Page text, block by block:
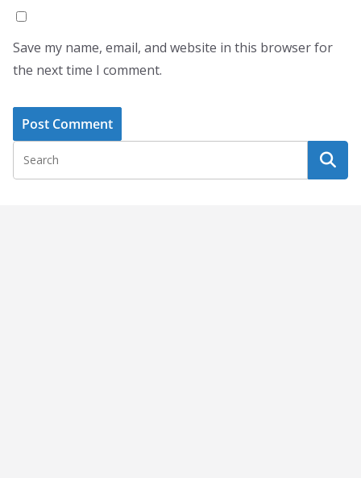
Save my name, email, and website in this browser for
the next time I comment.